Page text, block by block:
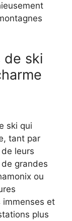
de ski
ski qui
tant par
leurs
de grandes
ou
immenses et
plus